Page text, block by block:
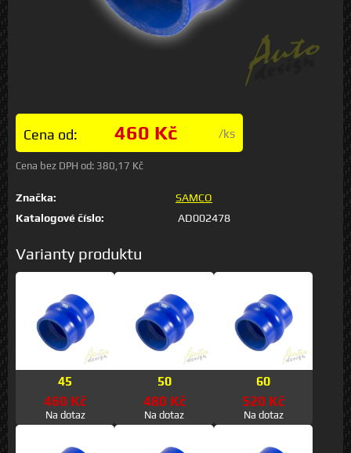
Cena od: 460 Kč /ks
Cena bez DPH od: 380,17 Kč
Značka:
SAMCO
Katalogové číslo:
AD002478
Varianty produktu
45
460 Kč
Na dotaz
50
480 Kč
Na dotaz
60
520 Kč
Na dotaz